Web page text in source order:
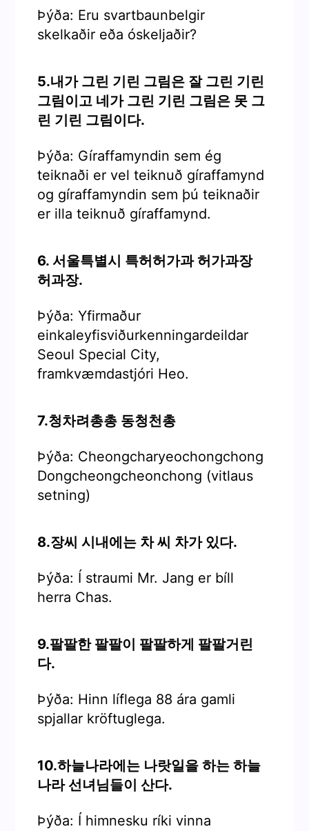
Þýða: Eru svartbaunbelgir
skelkaðir eða óskeljaðir?
5.내가 그린 기린 그림은 잘 그린 기린
그림이고 네가 그린 기린 그림은 못 그
린 기린 그림이다.
Þýða: Gíraffamyndin sem ég
teiknaði er vel teiknuð gíraffamynd
og gíraffamyndin sem þú teiknaðir
er illa teiknuð gíraffamynd.
6. 서울특별시 특허허가과 허가과장
허과장.
Þýða: Yfirmaður
einkaleyfisviðurkenningardeildar
Seoul Special City,
framkvæmdastjóri Heo.
7.청차려총총 동청천총
Þýða: Cheongcharyeochongchong
Dongcheongcheonchong (vitlaus
setning)
8.장씨 시내에는 차 씨 차가 있다.
Þýða: Í straumi Mr. Jang er bíll
herra Chas.
9.팔팔한 팔팔이 팔팔하게 팔팔거린
다.
Þýða: Hinn líflega 88 ára gamli
spjallar kröftuglega.
10.하늘나라에는 나랏일을 하는 하늘
나라 선녀님들이 산다.
Þýða: Í himnesku ríki vinna